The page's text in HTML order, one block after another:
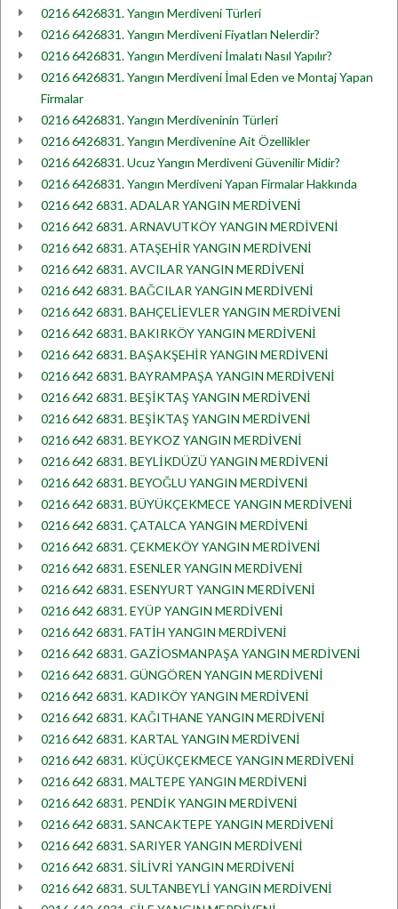
0216 6426831. Yangın Merdiveni Türleri
0216 6426831. Yangın Merdiveni Fiyatları Nelerdir?
0216 6426831. Yangın Merdiveni İmalatı Nasıl Yapılır?
0216 6426831. Yangın Merdiveni İmal Eden ve Montaj Yapan
Firmalar
0216 6426831. Yangın Merdiveninin Türleri
0216 6426831. Yangın Merdivenine Ait Özellikler
0216 6426831. Ucuz Yangın Merdiveni Güvenilir Midir?
0216 6426831. Yangın Merdiveni Yapan Firmalar Hakkında
0216 642 6831. ADALAR YANGIN MERDİVENİ
0216 642 6831. ARNAVUTKÖY YANGIN MERDİVENİ
0216 642 6831. ATAŞEHİR YANGIN MERDİVENİ
0216 642 6831. AVCILAR YANGIN MERDİVENİ
0216 642 6831. BAĞCILAR YANGIN MERDİVENİ
0216 642 6831. BAHÇELİEVLER YANGIN MERDİVENİ
0216 642 6831. BAKIRKÖY YANGIN MERDİVENİ
0216 642 6831. BAŞAKŞEHİR YANGIN MERDİVENİ
0216 642 6831. BAYRAMPAŞA YANGIN MERDİVENİ
0216 642 6831. BEŞİKTAŞ YANGIN MERDİVENİ
0216 642 6831. BEŞİKTAŞ YANGIN MERDİVENİ
0216 642 6831. BEYKOZ YANGIN MERDİVENİ
0216 642 6831. BEYLİKDÜZÜ YANGIN MERDİVENİ
0216 642 6831. BEYOĞLU YANGIN MERDİVENİ
0216 642 6831. BÜYÜKÇEKMECE YANGIN MERDİVENİ
0216 642 6831. ÇATALCA YANGIN MERDİVENİ
0216 642 6831. ÇEKMEKÖY YANGIN MERDİVENİ
0216 642 6831. ESENLER YANGIN MERDİVENİ
0216 642 6831. ESENYURT YANGIN MERDİVENİ
0216 642 6831. EYÜP YANGIN MERDİVENİ
0216 642 6831. FATİH YANGIN MERDİVENİ
0216 642 6831. GAZİOSMANPAŞA YANGIN MERDİVENİ
0216 642 6831. GÜNGÖREN YANGIN MERDİVENİ
0216 642 6831. KADIKÖY YANGIN MERDİVENİ
0216 642 6831. KAĞITHANE YANGIN MERDİVENİ
0216 642 6831. KARTAL YANGIN MERDİVENİ
0216 642 6831. KÜÇÜKÇEKMECE YANGIN MERDİVENİ
0216 642 6831. MALTEPE YANGIN MERDİVENİ
0216 642 6831. PENDİK YANGIN MERDİVENİ
0216 642 6831. SANCAKTEPE YANGIN MERDİVENİ
0216 642 6831. SARIYER YANGIN MERDİVENİ
0216 642 6831. SİLİVRİ YANGIN MERDİVENİ
0216 642 6831. SULTANBEYLİ YANGIN MERDİVENİ